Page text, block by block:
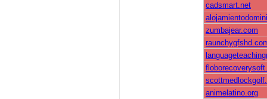
cadsmart.net
zumbajear.com
animelatino.org